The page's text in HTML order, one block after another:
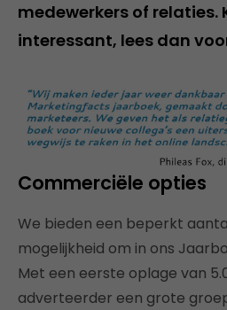
medewerkers of relaties.
interessant, lees dan
Commerciële opties
We bieden een beperkt
mogelijkheid om in ons
Met een eerste oplage van
adverteerder een grote